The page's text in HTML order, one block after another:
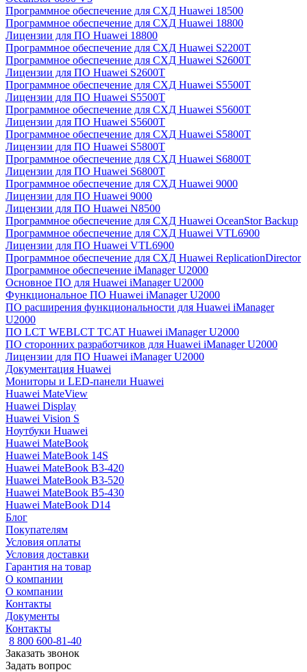
Программное обеспечение для СХД Huawei 18500
Программное обеспечение для СХД Huawei 18800
Лицензии для ПО Huawei 18800
Программное обеспечение для СХД Huawei S2200T
Программное обеспечение для СХД Huawei S2600T
Лицензии для ПО Huawei S2600T
Программное обеспечение для СХД Huawei S5500T
Лицензии для ПО Huawei S5500T
Программное обеспечение для СХД Huawei S5600T
Лицензии для ПО Huawei S5600T
Программное обеспечение для СХД Huawei S5800T
Лицензии для ПО Huawei S5800T
Программное обеспечение для СХД Huawei S6800T
Лицензии для ПО Huawei S6800T
Программное обеспечение для СХД Huawei 9000
Лицензии для ПО Huawei 9000
Лицензии для ПО Huawei N8500
Программное обеспечение для СХД Huawei OceanStor Backup
Программное обеспечение для СХД Huawei VTL6900
Лицензии для ПО Huawei VTL6900
Программное обеспечение для СХД Huawei ReplicationDirector
Программное обеспечение iManager U2000
Основное ПО для Huawei iManager U2000
Функциональное ПО Huawei iManager U2000
ПО расширения функциональности для Huawei iManager
U2000
ПО LCT WEBLCT TCAT Huawei iManager U2000
ПО сторонних разработчиков для Huawei iManager U2000
Лицензии для ПО Huawei iManager U2000
Документация Huawei
Мониторы и LED-панели Huawei
Huawei MateView
Huawei Display
Huawei Vision S
Ноутбуки Huawei
Huawei MateBook
Huawei MateBook 14S
Huawei MateBook B3-420
Huawei MateBook B3-520
Huawei MateBook B5-430
Huawei MateBook D14
Блог
Покупателям
Условия оплаты
Условия доставки
Гарантия на товар
О компании
О компании
Контакты
Документы
Контакты
8 800 600-81-40
Заказать звонок
Задать вопрос